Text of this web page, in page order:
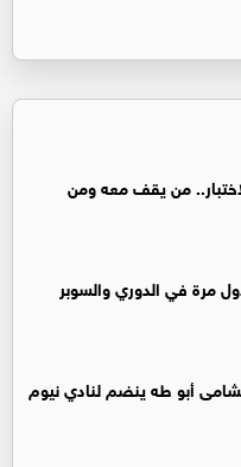
من يقف معه ومن
أبو طه ينضم لنادي نيوم